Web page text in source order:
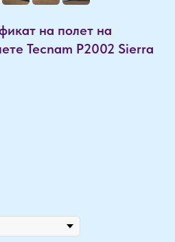
на полет на
Tecnam P2002 Sierra